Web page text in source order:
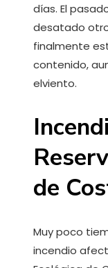
días. El
desatado
finalmente
contenido,
elviento.
de
Muy poco
incendio